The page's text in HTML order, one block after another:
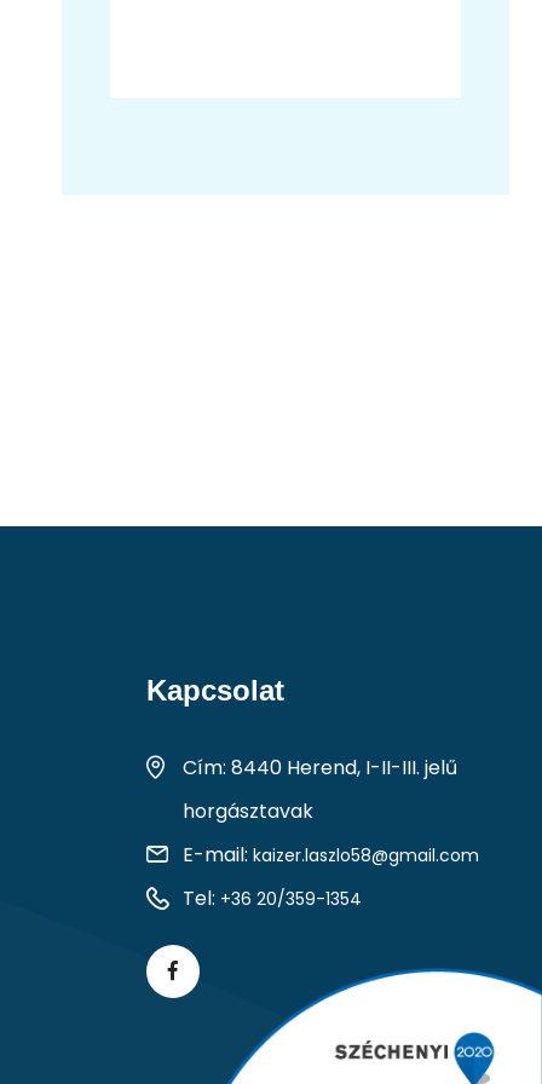
Kapcsolat
Cím: 8440 Herend, I-II-III. jelű
horgásztavak
E-mail: kaizer.laszlo58@gmail.com
Tel: +36 20/359-1354